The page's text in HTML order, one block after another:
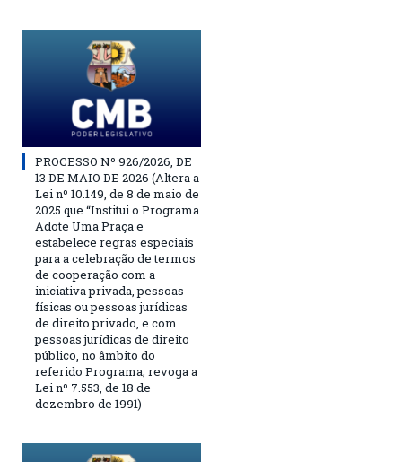
PROCESSO Nº 926/2026, DE
13 DE MAIO DE 2026 (Altera a
Lei nº 10.149, de 8 de maio de
2025 que “Institui o Programa
Adote Uma Praça e
estabelece regras especiais
para a celebração de termos
de cooperação com a
iniciativa privada, pessoas
físicas ou pessoas jurídicas
de direito privado, e com
pessoas jurídicas de direito
público, no âmbito do
referido Programa; revoga a
Lei nº 7.553, de 18 de
dezembro de 1991)